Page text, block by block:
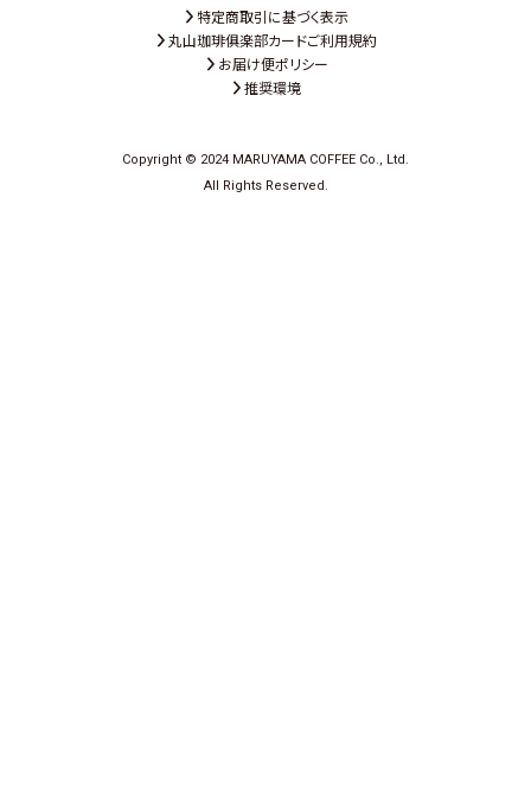
特定商取引に基づく表示
丸山珈琲俱楽部カードご利用規約
お届け便ポリシー
推奨環境
Copyright © 2024 MARUYAMA COFFEE Co., Ltd.
All Rights Reserved.